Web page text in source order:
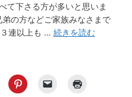
て下さる方が多いと思いま
の方などご家族みなさまで
連以上も … 続きを読む